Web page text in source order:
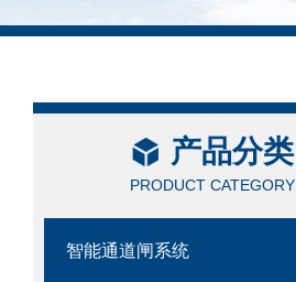
产品分类
PRODUCT CATEGORY
智能通道闸系统